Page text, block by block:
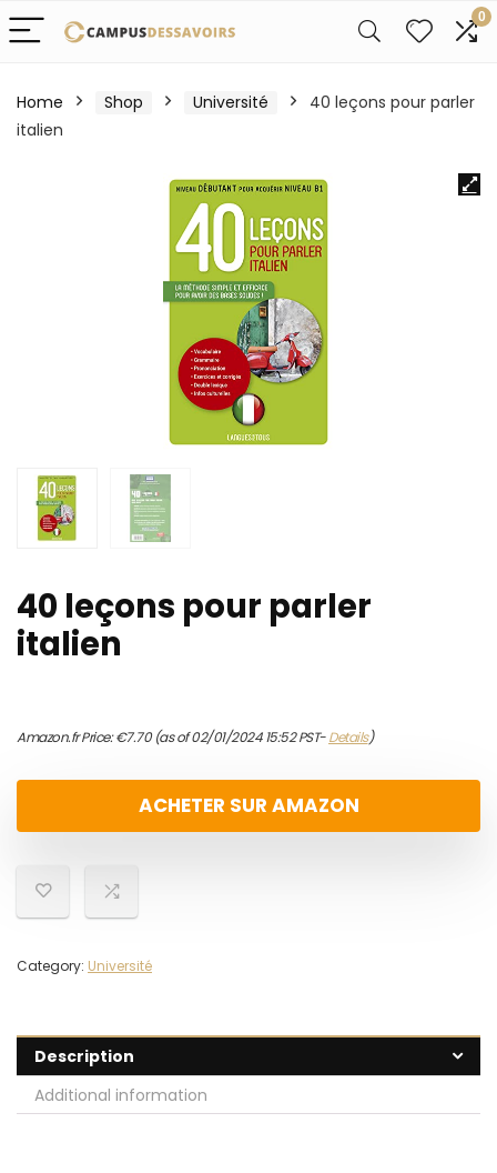
0
Home Shop Université
40 leçons pour parler
italien
40 leçons pour parler
italien
Amazon.fr Price:€7.70(as of 02/01/2024 15:52 PST-Details)
ACHETER SUR AMAZON
Category: Université
Description
Additional information